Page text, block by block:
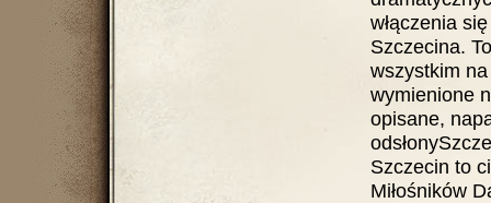
włączenia
Szczecina.
wszystkim
wymienione
opisane,
Szczecin to
Miłośników